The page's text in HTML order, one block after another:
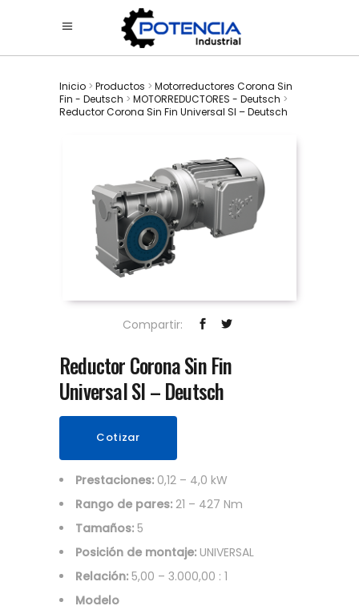
Inicio > Productos > Motorreductores Corona Sin
Fin - Deutsch > MOTORREDUCTORES - Deutsch >
Reductor Corona Sin Fin Universal SI – Deutsch
Compartir:
Reductor Corona Sin Fin
Universal SI – Deutsch
Cotizar
Prestaciones: 0,12 – 4,0 kW
Rango de pares: 21 – 427 Nm
Tamaños: 5
Posición de montaje: UNIVERSAL
Relación: 5,00 – 3.000,00 : 1
Modelo